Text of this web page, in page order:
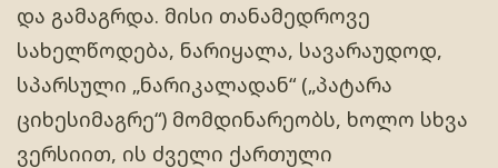
და გამაგრდა. მისი თანამედროვე
სახელწოდება, ნარიყალა, სავარაუდოდ,
სპარსული „ნარიკალადან“ („პატარა
ციხესიმაგრე“) მომდინარეობს, ხოლო სხვა
ვერსიით, ის ძველი ქართული